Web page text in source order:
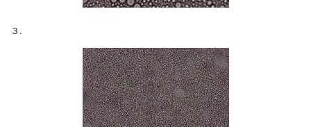
３.